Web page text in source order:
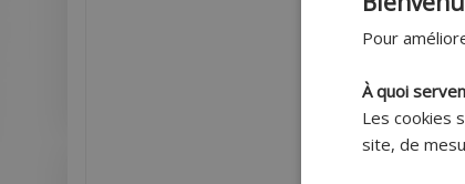
Pour
À quoi
Les cookies
site, de